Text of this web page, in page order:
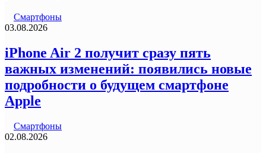
Смартфоны
03.08.2026
iPhone Air 2 получит сразу пять
важных изменений: появились новые
подробности о будущем смартфоне
Apple
Смартфоны
02.08.2026